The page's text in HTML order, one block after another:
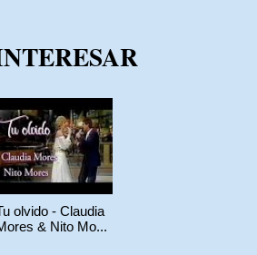
olvido - Claudia
& Nito Mo...